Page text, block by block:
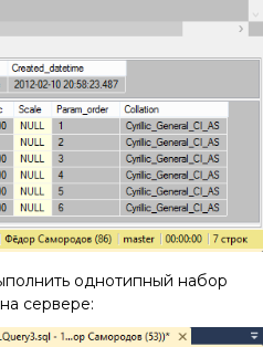
однотипный набор
сервере: